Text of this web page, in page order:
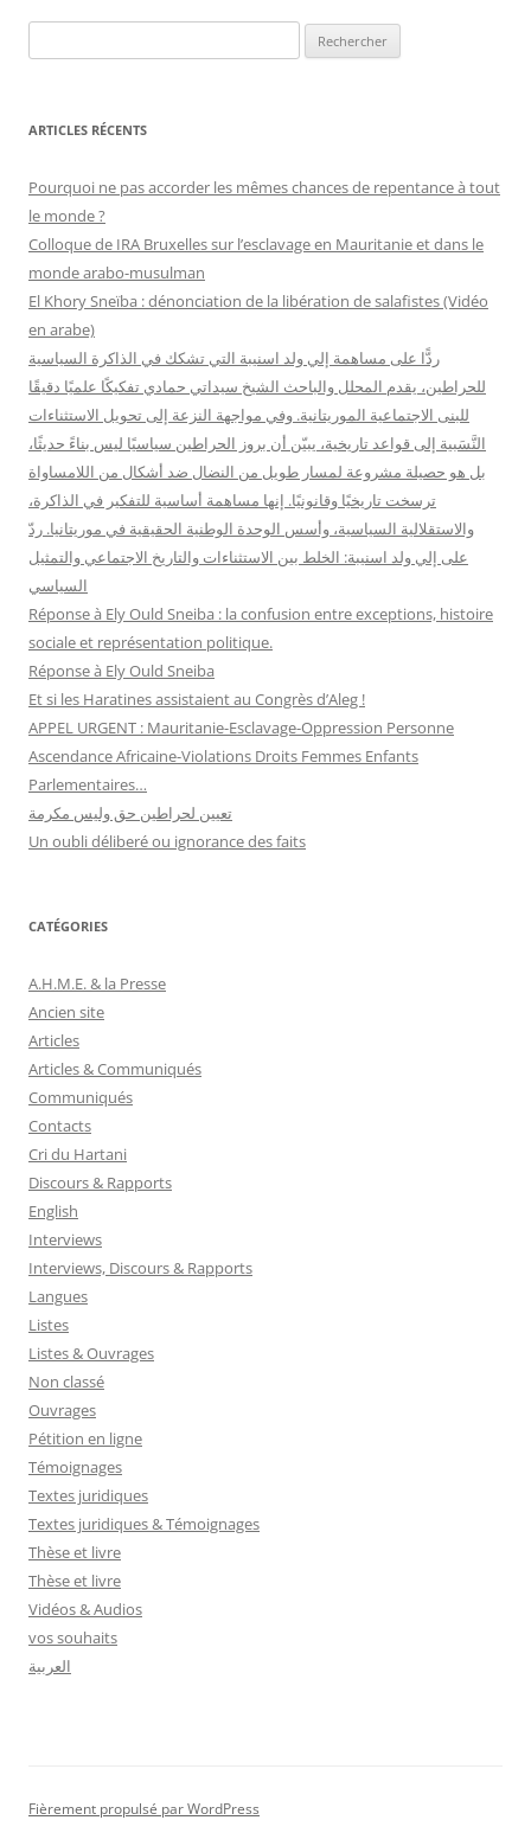
e
h
r
c
h
r
ARTICLES RÉCENTS
Pourquoi ne pas accorder les mêmes chances de repentance à tout
le monde ?
Colloque de IRA Bruxelles sur l’esclavage en Mauritanie et dans le
monde arabo-musulman
El Khory Sneïba : dénonciation de la libération de salafistes (Vidéo
en arabe)
ردًّا على مساهمة إلي ولد اسنيبة التي تشكك في الذاكرة السياسية
للحراطين، يقدم المحلل والباحث الشيخ سيداتي حمادي تفكيكًا علميًا دقيقًا
للبنى الاجتماعية الموريتانية. وفي مواجهة النزعة إلى تحويل الاستثناءات
النَّسَبية إلى قواعد تاريخية، يبيّن أن بروز الحراطين سياسيًا ليس بناءً حديثًا،
بل هو حصيلة مشروعة لمسار طويل من النضال ضد أشكال من اللامساواة
ترسخت تاريخيًا وقانونيًا. إنها مساهمة أساسية للتفكير في الذاكرة،
والاستقلالية السياسية، وأسس الوحدة الوطنية الحقيقية في موريتانيا. ردّ
على إلي ولد اسنيبة: الخلط بين الاستثناءات والتاريخ الاجتماعي والتمثيل
السياسي
Réponse à Ely Ould Sneiba : la confusion entre exceptions, histoire
sociale et représentation politique.
Réponse à Ely Ould Sneiba
Et si les Haratines assistaient au Congrès d’Aleg !
APPEL URGENT : Mauritanie-Esclavage-Oppression Personne
Ascendance Africaine-Violations Droits Femmes Enfants
Parlementaires…
تعيين لحراطين حق وليس مكرمة
Un oubli déliberé ou ignorance des faits
CATÉGORIES
A.H.M.E. & la Presse
Ancien site
Articles
Articles & Communiqués
Communiqués
Contacts
Cri du Hartani
Discours & Rapports
English
Interviews
Interviews, Discours & Rapports
Langues
Listes
Listes & Ouvrages
Non classé
Ouvrages
Pétition en ligne
Témoignages
Textes juridiques
Textes juridiques & Témoignages
Thèse et livre
Thèse et livre
Vidéos & Audios
vos souhaits
العربية
Fièrement propulsé par WordPress